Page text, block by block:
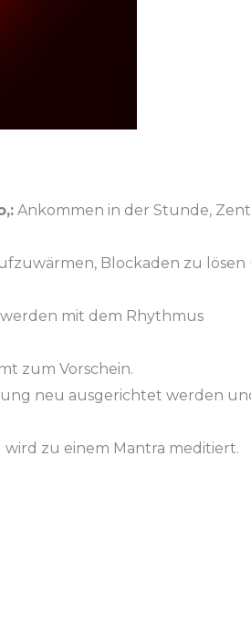
‚:Ankommen in der Stunde,
Blockaden zu lösen
mit dem Rhythmus
zum Vorschein.
neu ausgerichtet werden
zu einem Mantra meditiert.